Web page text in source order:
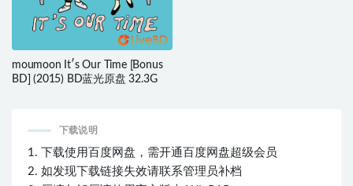
moumoon It′s Our Time [Bonus
BD] (2015) BD蓝光原盘 32.3G
下载说明
1. 下载使用百度网盘，需开通百度网盘超级会员
2. 如发现下载链接失效请联系管理员补档